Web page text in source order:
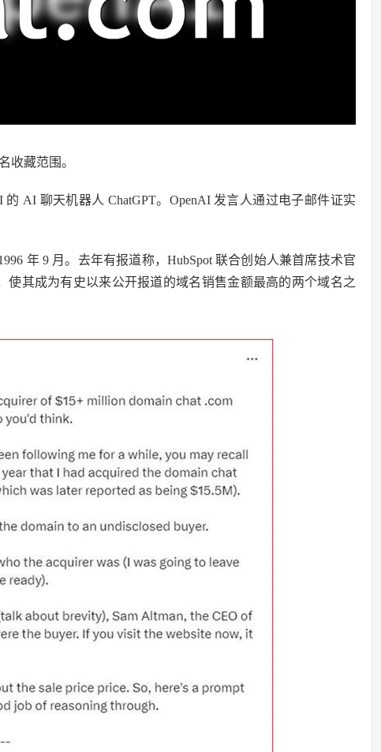
收藏范围。
的 AI 聊天机器人 ChatGPT。OpenAI 发言人通过电子邮件证实
年 9 月。去年有报道称，HubSpot 联合创始人兼首席技术官
，使其成为有史以来公开报道的域名销售金额最高的两个域名之